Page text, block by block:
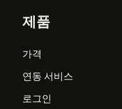
Search for
credentials on
integration.
Calls will now be
제품
가격
연동 서비스
로그인